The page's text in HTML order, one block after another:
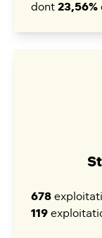
dont 23,56%
678
119